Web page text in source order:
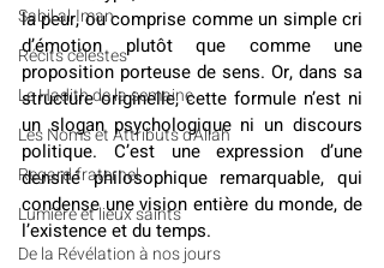
Sabil al-Iman
Récits célestes
Le Hadith de la semaine
Les Noms et Attributs d'Allah
Regard fraternel
Lumière et lieux saints
De la Révélation à nos jours
la peur, ou comprise comme un simple cri
d’émotion plutôt que comme une
proposition porteuse de sens. Or, dans sa
structure originelle, cette formule n’est ni
un slogan psychologique ni un discours
politique. C’est une expression d’une
densité philosophique remarquable, qui
condense une vision entière du monde, de
l’existence et du temps.